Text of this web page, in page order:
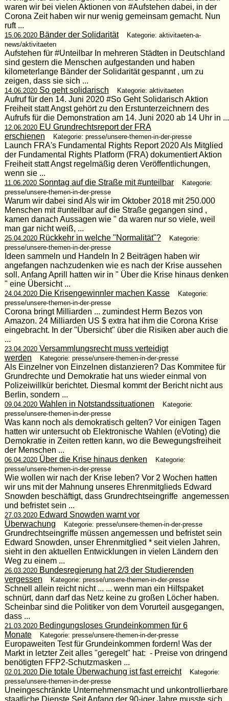
waren wir bei vielen Aktionen von #Aufstehen dabei, in der
Corona Zeit haben wir nur wenig gemeinsam gemacht. Nun
ruft ...
15.06.2020Bänder der Solidarität
Kategorie: aktivitaeten-a-
news/aktivitaeten
Aufstehen für #Unteilbar In mehreren Städten in Deutschland
sind gestern die Menschen aufgestanden und haben
kilometerlange Bänder der Solidarität gespannt , um zu
zeigen, dass sie sich ...
14.06.2020So geht solidarisch Kategorie: aktivitaeten
Aufruf für den 14. Juni 2020 #So Geht Solidarisch Aktion
Freiheit statt Angst gehört zu den Erstunterzeichnern des
Aufrufs für die Demonstration am 14. Juni 2020 ab 14 Uhr in ...
12.06.2020EU Grundrechtsreport der FRA
erschienen
Kategorie: presse/unsere-themen-in-der-presse
Launch FRA's Fundamental Rights Report 2020 Als Mitglied
der Fundamental Rights Platform (FRA) dokumentiert Aktion
Freiheit statt Angst regelmäßig deren Veröffentlichungen,
wenn sie ...
11.06.2020Sonntag auf die Straße mit #unteilbar
Kategorie:
presse/unsere-themen-in-der-presse
Warum wir dabei sind Als wir im Oktober 2018 mit 250.000
Menschen mit #unteilbar auf die Straße gegangen sind ,
kamen danach Aussagen wie " da waren nur so viele, weil
man gar nicht weiß, ...
25.04.2020Rückkehr in welche "Normalität"?
Kategorie:
presse/unsere-themen-in-der-presse
Ideen sammeln und Handeln In 2 Beiträgen haben wir
angefangen nachzudenken wie es nach der Krise aussehen
soll. Anfang Aprill hatten wir in " Über die Krise hinaus denken
" eine Übersicht ...
24.04.2020Die Krisengewinnler machen Kasse
Kategorie:
presse/unsere-themen-in-der-presse
Corona bringt Milliarden ... zumindest Herrn Bezos von
Amazon. 24 Milliarden US $ extra hat ihm die Corona Krise
eingebracht. In der "Übersicht" über die Risiken aber auch die
...
23.04.2020Versammlungsrecht muss verteidigt
werden
Kategorie: presse/unsere-themen-in-der-presse
Als Einzelner von Einzelnen distanzieren? Das Kommitee für
Grundrechte und Demokratie hat uns wieder einmal von
Polizeiwillkür berichtet. Diesmal kommt der Bericht nicht aus
Berlin, sondern ...
09.04.2020Wahlen in Notstandssituationen
Kategorie:
presse/unsere-themen-in-der-presse
Was kann noch als demokratisch gelten? Vor einigen Tagen
hatten wir untersucht ob Elektronische Wahlen (eVoting) die
Demokratie in Zeiten retten kann, wo die Bewegungsfreiheit
der Menschen ...
06.04.2020Über die Krise hinaus denken
Kategorie:
presse/unsere-themen-in-der-presse
Wie wollen wir nach der Krise leben? Vor 2 Wochen hatten
wir uns mit der Mahnung unseres Ehrenmitglieds Edward
Snowden beschäftigt, dass Grundrechtseingriffe angemessen
und befristet sein ...
27.03.2020Edward Snowden warnt vor
Überwachung
Kategorie: presse/unsere-themen-in-der-presse
Grundrechtseingriffe müssen angemessen und befristet sein
Edward Snowden, unser Ehrenmitglied * seit vielen Jahren,
sieht in den aktuellen Entwicklungen in vielen Ländern den
Weg zu einem ...
26.03.2020Bundesregierung hat 2/3 der Studierenden
vergessen
Kategorie: presse/unsere-themen-in-der-presse
Schnell allein reicht nicht ... ... wenn man ein Hilfspaket
schnürt, dann darf das Netz keine zu großen Löcher haben.
Scheinbar sind die Politiker von dem Vorurteil ausgegangen,
dass ...
21.03.2020Bedingungsloses Grundeinkommen für 6
Monate
Kategorie: presse/unsere-themen-in-der-presse
Europaweiten Test für Grundeinkommen fordern! Was der
Markt in letzter Zeit alles "geregelt" hat: - Preise von dringend
benötigten FFP2-Schutzmasken ...
02.01.2020Die totale Überwachung ist fast erreicht
Kategorie:
presse/unsere-themen-in-der-presse
Uneingeschränkte Unternehmensmacht und unkontrollierbare
staatliche Dienste Seit Anfang der 90-iger Jahre musste sich